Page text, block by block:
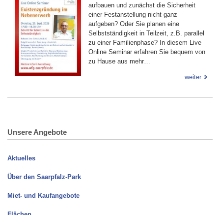
aufbauen und zunächst die Sicherheit
einer Festanstellung nicht ganz
aufgeben? Oder Sie planen eine
Selbstständigkeit in Teilzeit, z.B. parallel
zu einer Familienphase? In diesem Live
Online Seminar erfahren Sie bequem von
zu Hause aus mehr…
weiter
Unsere Angebote
Aktuelles
Über den Saarpfalz-Park
Miet- und Kaufangebote